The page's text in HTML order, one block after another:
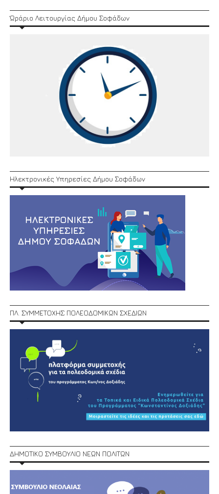
Ώράριο Λειτουργίας Δήμου Σοφάδων
Ηλεκτρονικές Υπηρεσίες Δήμου Σοφάδων
ΠΛ. ΣΥΜΜΕΤΟΧΗΣ ΠΟΛΕΟΔΟΜΙΚΩΝ ΣΧΕΔΙΩΝ
ΔΗΜΟΤΙΚΟ ΣΥΜΒΟΥΛΙΟ ΝΕΩΝ ΠΟΛΙΤΩΝ